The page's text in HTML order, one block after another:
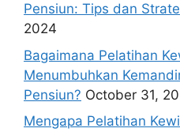
Pensiun: Tips dan
2024
Bagaimana Pelatihan
Menumbuhkan
Pensiun? October 31,
Mengapa Pelatihan